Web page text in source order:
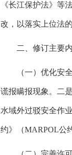
《长江保护法》等
改，以落实上位法
二、修订主要
（一）优化安
谎报瞒报现象。二
水域外过驳安全作
约》（MARPOL公